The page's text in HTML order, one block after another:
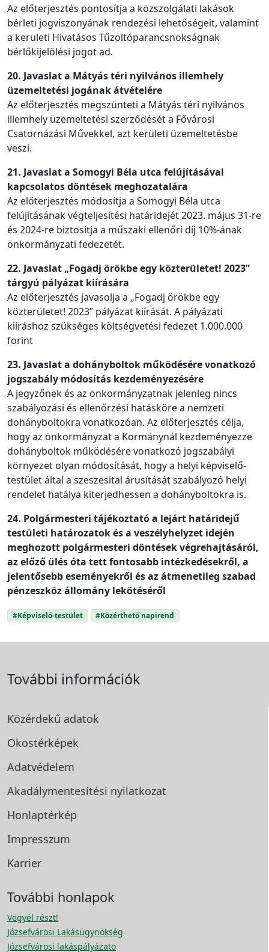
Az előterjesztés pontosítja a közszolgálati lakások
bérleti jogviszonyának rendezési lehetőségeit, valamint
a kerületi Hivatásos Tűzoltóparancsnokságnak
bérlőkijelölési jogot ad.
20. Javaslat a Mátyás téri nyilvános illemhely
üzemeltetési jogának átvételére
Az előterjesztés megszünteti a Mátyás téri nyilvános
illemhely üzemeltetési szerződését a Fővárosi
Csatornázási Művekkel, azt kerületi üzemeltetésbe
veszi.
21. Javaslat a Somogyi Béla utca felújításával
kapcsolatos döntések meghozatalára
Az előterjesztés módosítja a Somogyi Béla utca
felújításának végteljesítési határidejét 2023. május 31-re
és 2024-re biztosítja a műszaki ellenőri díj 10%-ának
önkormányzati fedezetét.
22. Javaslat „Fogadj örökbe egy közterületet! 2023”
tárgyú pályázat kiírására
Az előterjesztés javasolja a „Fogadj örökbe egy
közterületet! 2023” pályázat kiírását. A pályázati
kiíráshoz szükséges költségvetési fedezet 1.000.000
forint
23. Javaslat a dohányboltok működésére vonatkozó
jogszabály módosítás kezdeményezésére
A jegyzőnek és az önkormányzatnak jelenleg nincs
szabályozási és ellenőrzési hatásköre a nemzeti
dohányboltokra vonatkozóan. Az előterjesztés célja,
hogy az önkormányzat a Kormánynál kezdeményezze
dohányboltok működésére vonatkozó jogszabályi
környezet olyan módosítását, hogy a helyi képviselő-
testület által a szeszesital árusítását szabályozó helyi
rendelet hatálya kiterjedhessen a dohányboltokra is.
24. Polgármesteri tájékoztató a lejárt határidejű
testületi határozatok és a veszélyhelyzet idején
meghozott polgármesteri döntések végrehajtásáról,
az előző ülés óta tett fontosabb intézkedésekről, a
jelentősebb eseményekről és az átmenetileg szabad
pénzeszköz állomány lekötéséről
#Képviselő-testület #Közérthető napirend
További információk
Közérdekű adatok
Okostérképek
Adatvédelem
Akadálymentesítési nyilatkozat
Honlaptérkép
Impresszum
Karrier
További honlapok
Vegyél részt!
Józsefvárosi Lakásügynökség
Józsefvárosi lakáspályázato